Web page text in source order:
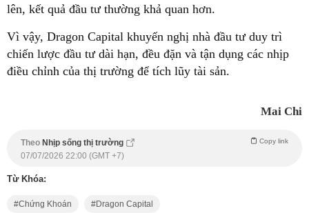
lên, kết quả đầu tư thường khả quan hơn.
Vì vậy, Dragon Capital khuyến nghị nhà đầu tư duy trì
chiến lược đầu tư dài hạn, đều đặn và tận dụng các nhịp
điều chỉnh của thị trường để tích lũy tài sản.
Mai Chi
Theo Nhịp sống thị trường Copy link
07/07/2026 22:00 (GMT +7)
Từ Khóa:
Chứng Khoán Dragon Capital